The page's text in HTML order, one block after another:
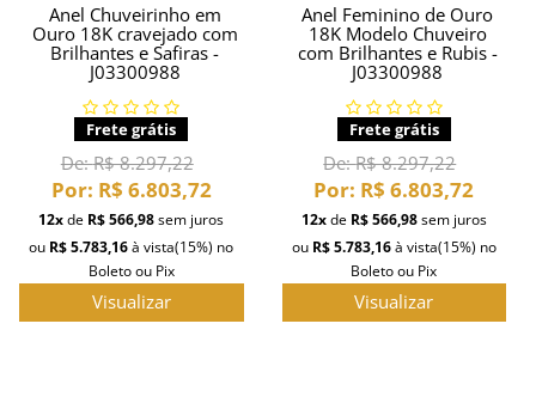
Anel Chuveirinho em
Ouro 18K cravejado com
Brilhantes e Safiras -
J03300988
Frete grátis
De:R$ 8.297,22
Por: R$ 6.803,72
12xde R$ 566,98sem juros
ou R$ 5.783,16à vista(15%) no
Boleto ou Pix
Visualizar
Anel Feminino de Ouro
18K Modelo Chuveiro
com Brilhantes e Rubis -
J03300988
Frete grátis
De:R$ 8.297,22
Por: R$ 6.803,72
12xde R$ 566,98sem juros
ou R$ 5.783,16à vista(15%) no
Boleto ou Pix
Visualizar